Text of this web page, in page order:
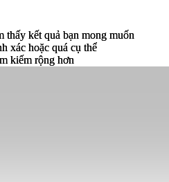
thấy kết quả bạn mong muốn
xác hoặc quá cụ thể
kiếm rộng hơn
thấy kết quả bạn mong muốn
xác hoặc quá cụ thể
kiếm rộng hơn